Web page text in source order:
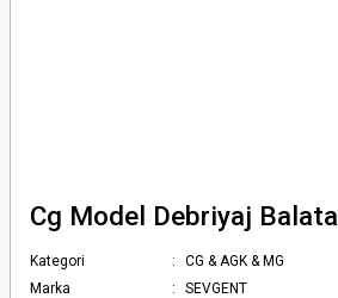
Cg Model Debriyaj Balata
Kategori
CG & AGK & MG
Marka
SEVGENT